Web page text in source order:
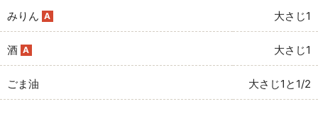
みりん A 大さじ1
酒 A 大さじ1
ごま油 大さじ1と1/2